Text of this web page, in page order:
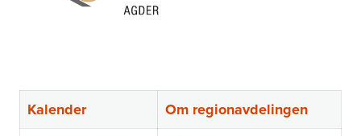
Kalender
Om regionavdelingen